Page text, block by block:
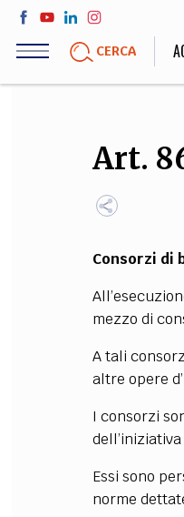
Salta
contenuto
CERCA
LIFE STYLE
Sport, Cucina,
Moda
Art.
Consorzi di
mezzo di
A tali
altre opere
I consorzi
Essi sono
norme